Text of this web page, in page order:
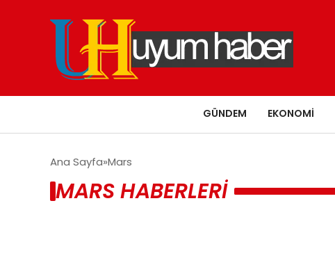
GÜNDEM EKONOMI
Ana Sayfa Mars
MARS HABERLERI